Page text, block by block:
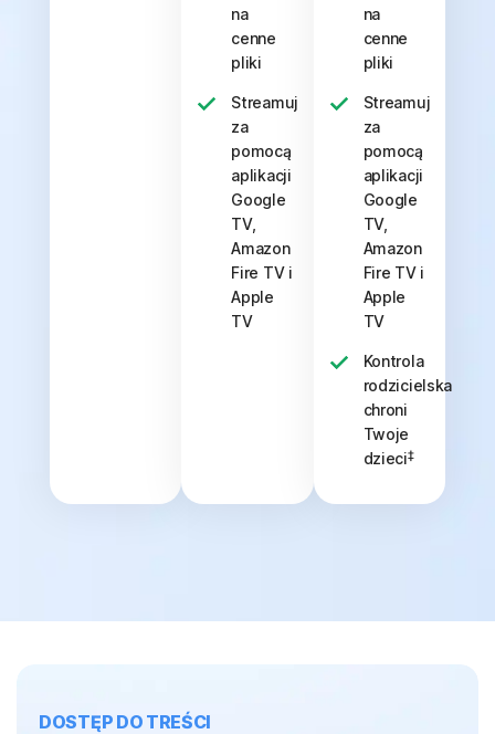
na
cenne
pliki
Streamuj
za
pomocą
aplikacji
Google
TV,
Amazon
Fire TV i
Apple
TV
na
cenne
pliki
Streamuj
za
pomocą
aplikacji
Google
TV,
Amazon
Fire TV i
Apple
TV
Kontrola
rodzicielska
chroni
Twoje
dzieci‡
DOSTĘP DO TREŚCI